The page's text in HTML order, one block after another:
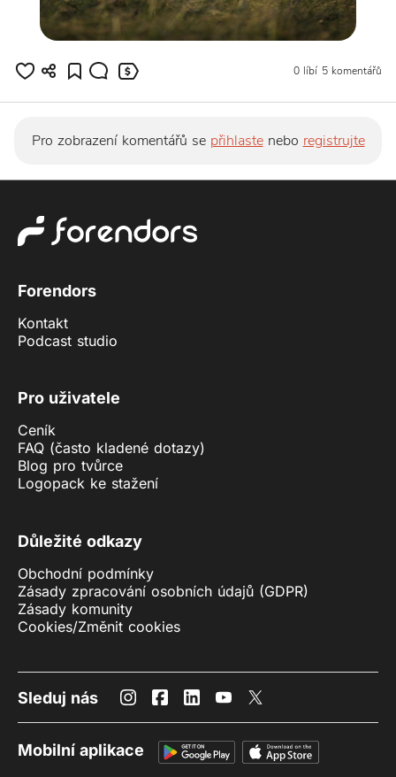
0 líbí 5 komentářů
Pro zobrazení komentářů se přihlastenebo registrujte
Forendors
Kontakt
Podcast studio
Pro uživatele
Ceník
FAQ (často kladené dotazy)
Blog pro tvůrce
Logopack ke stažení
Důležité odkazy
Obchodní podmínky
Zásady zpracování osobních údajů (GDPR)
Zásady komunity
Cookies/Změnit cookies
Sleduj nás
Mobilní aplikace